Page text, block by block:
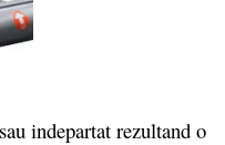
indepartat rezultand o